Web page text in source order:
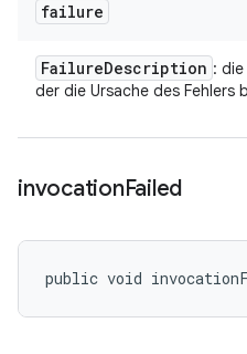
failure
FailureDescription : die
der die Ursache des Fehlers
invocationFailed
public void